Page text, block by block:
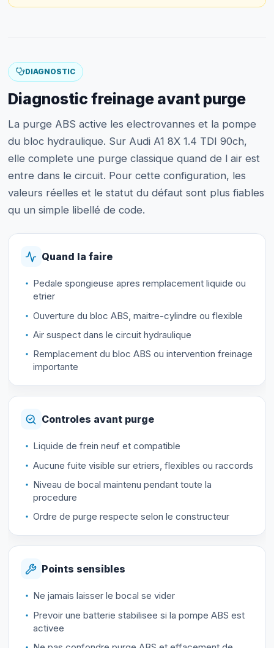
DIAGNOSTIC
Diagnostic freinage avant purge
La purge ABS active les electrovannes et la pompe
du bloc hydraulique. Sur Audi A1 8X 1.4 TDI 90ch,
elle complete une purge classique quand de l air est
entre dans le circuit. Pour cette configuration, les
valeurs réelles et le statut du défaut sont plus fiables
qu un simple libellé de code.
Quand la faire
Pedale spongieuse apres remplacement liquide ou
etrier
Ouverture du bloc ABS, maitre-cylindre ou flexible
Air suspect dans le circuit hydraulique
Remplacement du bloc ABS ou intervention freinage
importante
Controles avant purge
Liquide de frein neuf et compatible
Aucune fuite visible sur etriers, flexibles ou raccords
Niveau de bocal maintenu pendant toute la
procedure
Ordre de purge respecte selon le constructeur
Points sensibles
Ne jamais laisser le bocal se vider
Prevoir une batterie stabilisee si la pompe ABS est
activee